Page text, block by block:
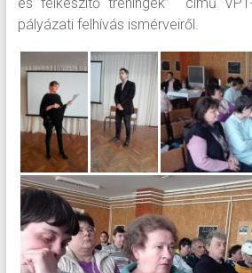
pályázati felhívás ismérveiről.